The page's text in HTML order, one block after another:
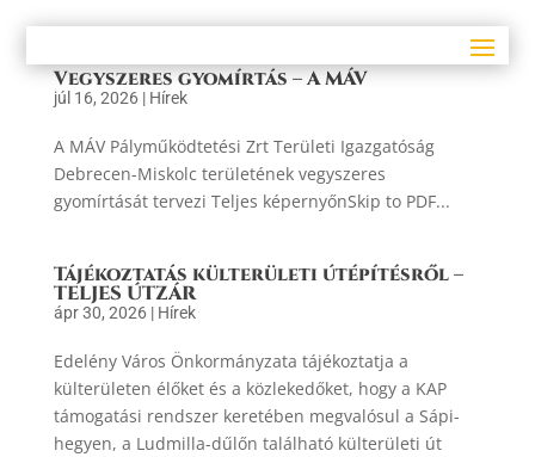
Vegyszeres gyomírtás – A MÁV
júl 16, 2026| Hírek
A MÁV Pályműködtetési Zrt Területi Igazgatóság
Debrecen-Miskolc területének vegyszeres
gyomírtását tervezi Teljes képernyőnSkip to PDF...
Tájékoztatás külterületi útépítésről –
TELJES ÚTZÁR
ápr 30, 2026| Hírek
Edelény Város Önkormányzata tájékoztatja a
külterületen élőket és a közlekedőket, hogy a KAP
támogatási rendszer keretében megvalósul a Sápi-
hegyen, a Ludmilla-dűlőn található külterületi út